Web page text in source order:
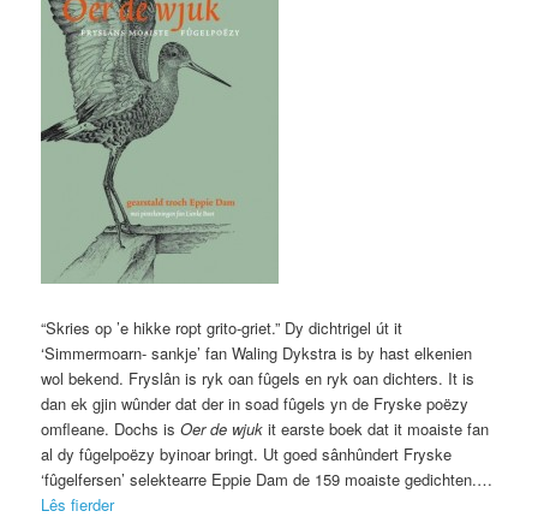
“Skries op ’e hikke ropt grito-griet.” Dy dichtrigel út it
‘Simmermoarn- sankje’ fan Waling Dykstra is by hast elkenien
wol bekend. Fryslân is ryk oan fûgels en ryk oan dichters. It is
dan ek gjin wûnder dat der in soad fûgels yn de Fryske poëzy
omfleane. Dochs isOer de wjuk it earste boek dat it moaiste fan
al dy fûgelpoëzy byinoar bringt. Ut goed sânhûndert Fryske
‘fûgelfersen’ selektearre Eppie Dam de 159 moaiste gedichten.…
Lês fierder